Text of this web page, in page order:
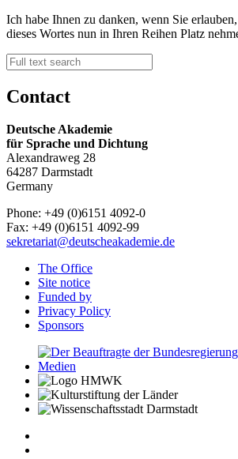
Ich habe Ihnen zu danken, wenn Sie
dieses Wortes nun in Ihren Reihen Platz
Contact
Deutsche Akademie
für Sprache und Dichtung
Alexandraweg 28
64287 Darmstadt
Germany
Phone: +49 (0)6151 4092-0
Fax: +49 (0)6151 4092-99
sekretariat@deutscheakademie.de
The Office
Site notice
Funded by
Privacy Policy
Sponsors